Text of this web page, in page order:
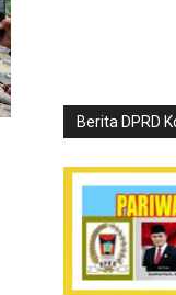
Berita DPRD